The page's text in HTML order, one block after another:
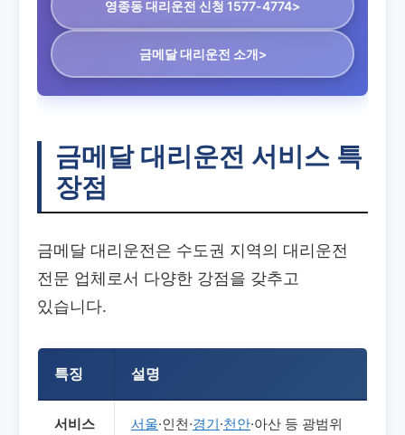
영종동 대리운전 신청 1577-4774>
금메달 대리운전 소개>
금메달 대리운전 서비스 특
장점
금메달 대리운전은 수도권 지역의 대리운전
전문 업체로서 다양한 강점을 갖추고
있습니다.
특징 설명
서비스
서울·인천·경기·천안·아산 등 광범위